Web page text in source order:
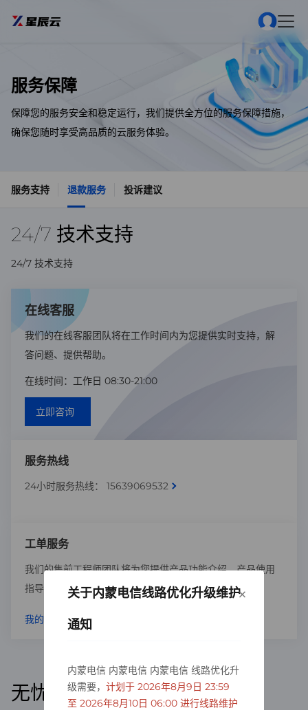
服务保障
保障您的服务安全和稳定运行，我们提供全方位的服务保障措施，
确保您随时享受高品质的云服务体验。
服务支持 退款服务 投诉建议
24/7 技术支持
24/7 技术支持
在线客服
我们的在线客服团队将在工作时间内为您提供实时支持，解
答问题、提供帮助。
在线时间：工作日 08:30-21:00
立即咨询
服务热线
24小时服务热线： 15639069532
工单服务
我们的售前工程师团队将为您提供产品功能介绍、产品使用
指导、产品演示等服务。
我的工单 提交工单
无忧退款政策
关于内蒙电信线路优化升级维护
通知
内蒙电信 内蒙电信 内蒙电信 线路优化升
级需要， 计划于 2026年8月9日 23:59
至 2026年8月10日 06:00 进行线路维护
×